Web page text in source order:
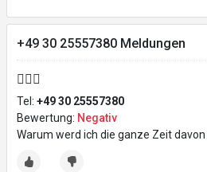
+49 30 25557380 Meldungen
🤷🏻‍♀️
Tel: +49 30 25557380
Bewertung: Negativ
Warum werd ich die ganze Zeit